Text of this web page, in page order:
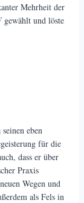
Mehrheit der
gewählt und löste
eben
für die
dass er über
Praxis
Wegen und
als Fels in